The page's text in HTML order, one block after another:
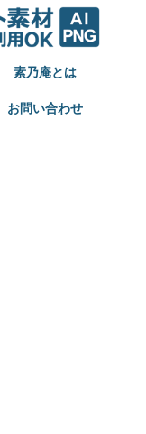
素乃庵とは
お問い合わせ